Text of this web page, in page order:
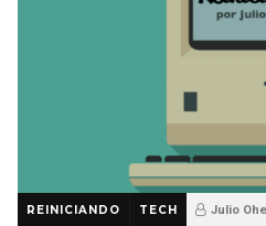
REINICIANDO TECH Julio